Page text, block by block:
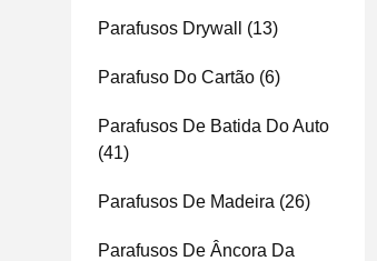
Parafusos Drywall (13)
Parafuso Do Cartão (6)
Parafusos De Batida Do Auto
(41)
Parafusos De Madeira (26)
Parafusos De Âncora Da